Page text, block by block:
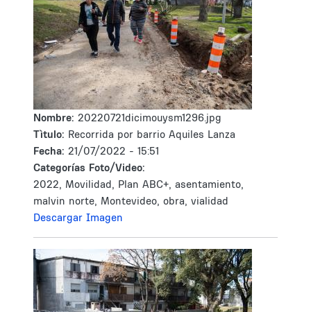
Nombre: 20220721dicimouysm1296.jpg
Tìtulo: Recorrida por barrio Aquiles Lanza
Fecha: 21/07/2022 - 15:51
Categorías Foto/Video:
2022, Movilidad, Plan ABC+, asentamiento,
malvin norte, Montevideo, obra, vialidad
Descargar Imagen